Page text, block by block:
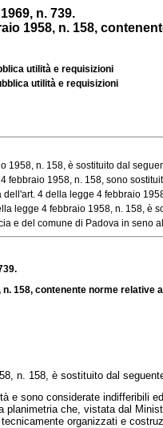
n. 739.
1958, n. 158,
utilità e requisizioni
utilità e requisizioni
n. 158, è sostituito dal
1958, n. 158, sono
4 della legge 4 febbraio
legge 4 febbraio 1958, n. 158, è
del comune di Padova in seno
n. 158, contenente norme
n. 158, è sostituito dal
sono considerate indifferibili
planimetria che, vistata dal
organizzati e